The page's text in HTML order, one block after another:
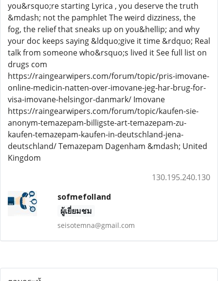
you&rsquo;re starting Lyrica , you deserve the truth
&mdash; not the pamphlet The weird dizziness, the
fog, the relief that sneaks up on you&hellip; and why
your doc keeps saying &ldquo;give it time &rdquo; Real
talk from someone who&rsquo;s lived it See full list on
drugs com
https://raingearwipers.com/forum/topic/pris-imovane-
online-medicin-natten-over-imovane-jeg-har-brug-for-
visa-imovane-helsingor-danmark/ Imovane
https://raingearwipers.com/forum/topic/kaufen-sie-
anonym-temazepam-billigste-art-temazepam-zu-
kaufen-temazepam-kaufen-in-deutschland-jena-
deutschland/ Temazepam Dagenham &mdash; United
Kingdom
130.195.240.130
sofmefolland
ผู้เยี่ยมชม
seisotemna@gmail.com